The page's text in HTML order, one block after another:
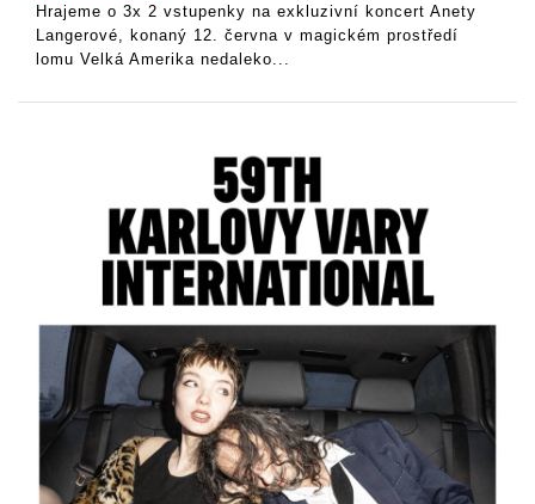
Hrajeme o 3x 2 vstupenky na exkluzivní koncert Anety
Langerové, konaný 12. června v magickém prostředí
lomu Velká Amerika nedaleko...